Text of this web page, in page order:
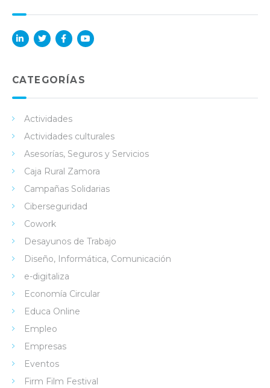
in
ok
e
CATEGORÍAS
Actividades
Actividades culturales
Asesorías, Seguros y Servicios
Caja Rural Zamora
Campañas Solidarias
Ciberseguridad
Cowork
Desayunos de Trabajo
Diseño, Informática, Comunicación
e-digitaliza
Economía Circular
Educa Online
Empleo
Empresas
Eventos
Firm Film Festival